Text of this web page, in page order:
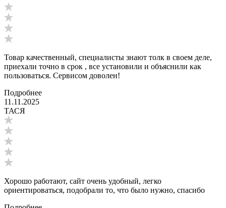
Товар качественный, специалисты знают толк в своем деле,
приехали точно в срок , все установили и объяснили как
пользоваться. Сервисом доволен!
Подробнее
11.11.2025
ТАСЯ
Хорошо работают, сайт очень удобный, легко
ориентироваться, подобрали то, что было нужно, спасибо